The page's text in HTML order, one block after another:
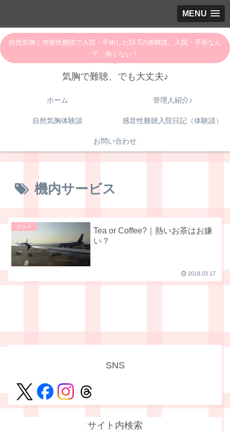
MENU
自然気胸と突発性難聴で入院・手術したDr.Tの体験談。入院・手術なん
て、怖くない！
気胸で難聴、でも大丈夫♪
ホーム 管理人紹介♪
自然気胸体験談 感音性難聴入院日記（体験談）
お問い合わせ
機内サービス
グルメ
Tea or Coffee?｜熱いお茶はお嫌
い？
2018.03.17
SNS
サイト内検索